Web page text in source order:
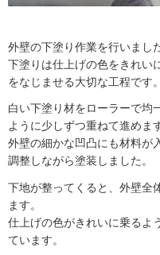
外壁の下塗り作業を行いました
下塗りは仕上げの色をきれい
をなじませる大切な工程です。
白い下塗り材をローラーで均
ように少しずつ重ねて進めます
外壁の細かな凹凸にも材料が
調整しながら塗装しました。
下地が整ってくると、外壁全
ます。
仕上げの色がきれいに乗るよ
ています。